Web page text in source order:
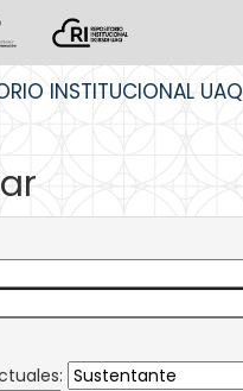
INSTITUCIONAL UAQ